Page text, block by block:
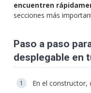
encuentren
secciones más
Paso a paso
desplegable en
En el constructor,